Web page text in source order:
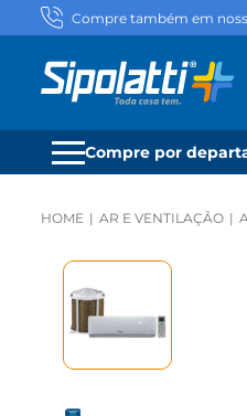
Compre também em
Compre por
AR E VENTILAÇÃO